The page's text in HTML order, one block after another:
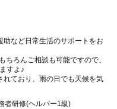
など日常生活のサポートをお
ろんご相談も可能ですので、
すよ♪
れており、雨の日でも天候を気
者研修(ヘルパー1級)